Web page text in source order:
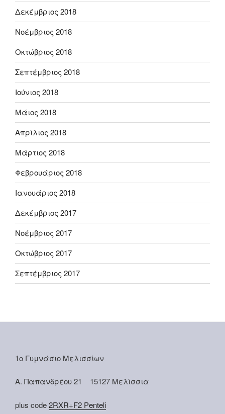
Δεκέμβριος 2018
Νοέμβριος 2018
Οκτώβριος 2018
Σεπτέμβριος 2018
Ιούνιος 2018
Μάιος 2018
Απρίλιος 2018
Μάρτιος 2018
Φεβρουάριος 2018
Ιανουάριος 2018
Δεκέμβριος 2017
Νοέμβριος 2017
Οκτώβριος 2017
Σεπτέμβριος 2017
1ο Γυμνάσιο Μελισσίων
Α. Παπανδρέου 21 15127 Μελίσσια
plus code2RXR+F2 Penteli